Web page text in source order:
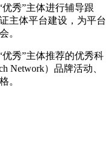
优秀”主体进行辅导跟
主体平台建设，为平台
。
优秀”主体推荐的优秀科
Network）品牌活动、
。